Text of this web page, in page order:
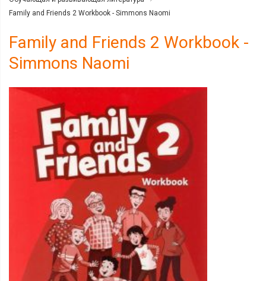
Family and Friends 2 Workbook - Simmons Naomi
Family and Friends 2 Workbook -
Simmons Naomi